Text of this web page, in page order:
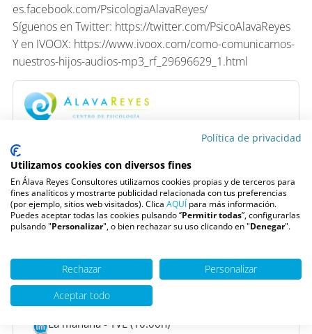
es.facebook.com/PsicologiaAlavaReyes/
Síguenos en Twitter: https://twitter.com/PsicoAlavaReyes
Y en IVOOX: https://www.ivoox.com/como-comunicarnos-
nuestros-hijos-audios-mp3_rf_29696629_1.html
Psicología más grandes de España formado por un
equipo multidisciplinar dePsicólogos
Logopedas y Neuropsicólogos, que nos permite
trabajar con todos los rangos de edad y tipos de
terapia.
Pide una cita
Escúchanos en
Youtube
Ivoox
La mañana - TVE (10:00h)
Política de privacidad
Utilizamos cookies con diversos fines
En Álava Reyes Consultores utilizamos cookies propias y de terceros para
fines analíticos y mostrarte publicidad relacionada con tus preferencias
(por ejemplo, sitios web visitados). Clica AQUÍ para más información.
Puedes aceptar todas las cookies pulsando ‘’Permitir todas”, configurarlas
pulsando "Personalizar", o bien rechazar su uso clicando en "Denegar".
Rechazar
Personalizar
Aceptar todo